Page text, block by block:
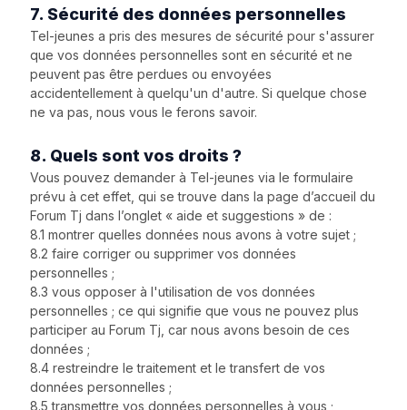
7. Sécurité des données personnelles
Tel-jeunes a pris des mesures de sécurité pour s'assurer
que vos données personnelles sont en sécurité et ne
peuvent pas être perdues ou envoyées
accidentellement à quelqu'un d'autre. Si quelque chose
ne va pas, nous vous le ferons savoir.
8. Quels sont vos droits ?
Vous pouvez demander à Tel-jeunes via le formulaire
prévu à cet effet, qui se trouve dans la page d’accueil du
Forum Tj dans l’onglet « aide et suggestions » de :
8.1 montrer quelles données nous avons à votre sujet ;
8.2 faire corriger ou supprimer vos données
personnelles ;
8.3 vous opposer à l'utilisation de vos données
personnelles ; ce qui signifie que vous ne pouvez plus
participer au Forum Tj, car nous avons besoin de ces
données ;
8.4 restreindre le traitement et le transfert de vos
données personnelles ;
8.5 transmettre vos données personnelles à vous ;